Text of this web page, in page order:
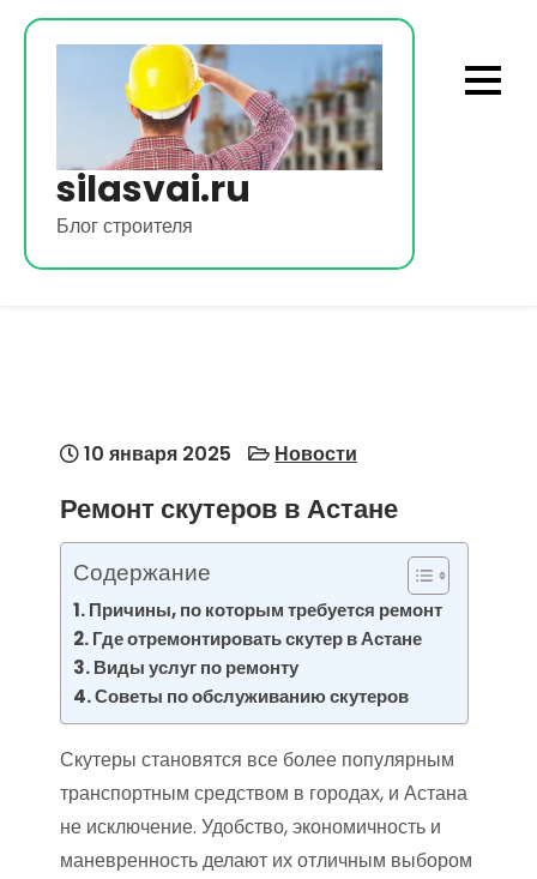
Перейти
silasvai.ru
Блог строителя
10 января 2025 Новости
Ремонт скутеров в Астане
Содержание
Причины, по которым требуется ремонт
Где отремонтировать скутер в Астане
Виды услуг по ремонту
Советы по обслуживанию скутеров
Скутеры становятся все более популярным
транспортным средством в городах, и Астана
не исключение. Удобство, экономичность и
маневренность делают их отличным выбором